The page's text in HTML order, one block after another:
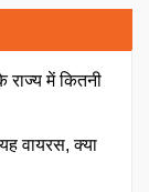
राज्य में कितनी
वायरस, क्या